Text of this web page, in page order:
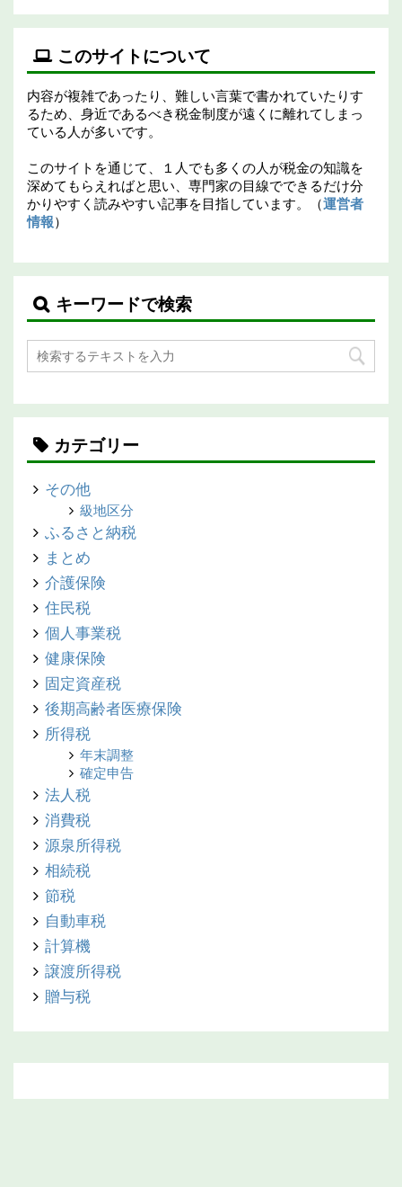
このサイトについて
内容が複雑であったり、難しい言葉で書かれていたりす
るため、身近であるべき税金制度が遠くに離れてしまっ
ている人が多いです。
このサイトを通じて、１人でも多くの人が税金の知識を
深めてもらえればと思い、専門家の目線でできるだけ分
かりやすく読みやすい記事を目指しています。（運営者
情報）
キーワードで検索
カテゴリー
その他
級地区分
ふるさと納税
まとめ
介護保険
住民税
個人事業税
健康保険
固定資産税
後期高齢者医療保険
所得税
年末調整
確定申告
法人税
消費税
源泉所得税
相続税
節税
自動車税
計算機
譲渡所得税
贈与税